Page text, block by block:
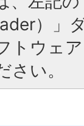
）」
トウェ
い。